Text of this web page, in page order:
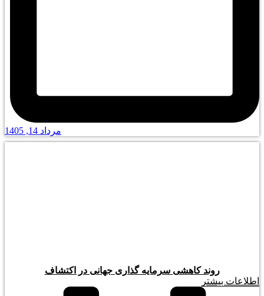
مرداد 14, 1405
روند کاهشی سرمایه گذاری جهانی در اکتشاف
اطلاعات بیشتر